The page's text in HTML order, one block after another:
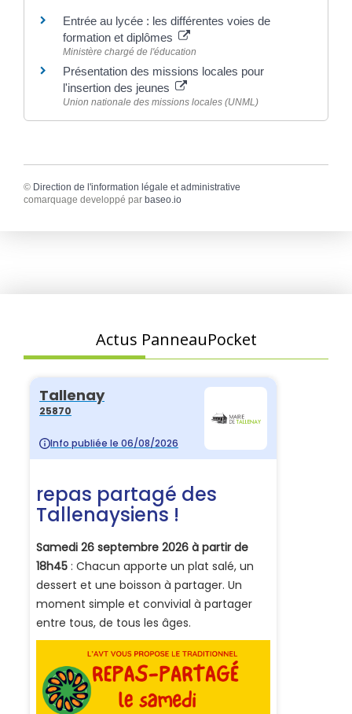
Entrée au lycée : les différentes voies de
formation et diplômes
Ministère chargé de l'éducation
Présentation des missions locales pour
l'insertion des jeunes
Union nationale des missions locales (UNML)
© Direction de l'information légale et administrative
comarquage developpé par baseo.io
Actus PanneauPocket